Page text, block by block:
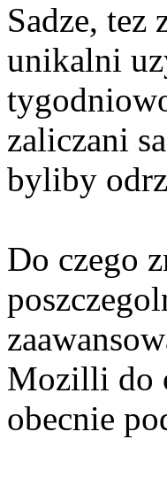
Sadze, tez
unikalni
zaliczani
byliby
Do czego
Mozilli do
obecnie